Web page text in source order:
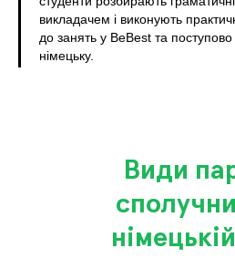
викладачем і виконують
до занять у BeBest та
німецьку.
Види